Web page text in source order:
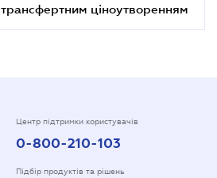
трансфертним ціноутворенням
Центр підтримки користувачів
0-800-210-103
Підбір продуктів та рішень